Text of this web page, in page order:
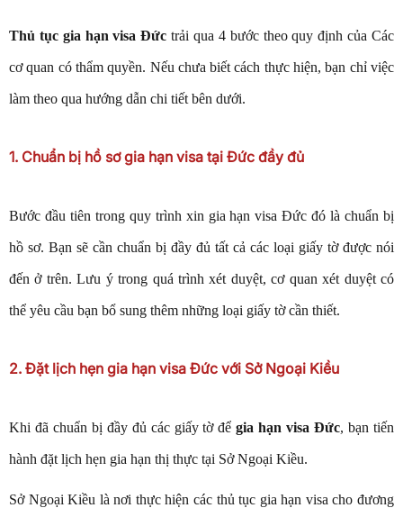
Thủ tục gia hạn visa Đức trải qua 4 bước theo quy định của Các
cơ quan có thẩm quyền. Nếu chưa biết cách thực hiện, bạn chỉ việc
làm theo qua hướng dẫn chi tiết bên dưới.
1. Chuẩn bị hồ sơ gia hạn visa tại Đức đầy đủ
Bước đầu tiên trong quy trình xin gia hạn visa Đức đó là chuẩn bị
hồ sơ. Bạn sẽ cần chuẩn bị đầy đủ tất cả các loại giấy tờ được nói
đến ở trên. Lưu ý trong quá trình xét duyệt, cơ quan xét duyệt có
thể yêu cầu bạn bổ sung thêm những loại giấy tờ cần thiết.
2. Đặt lịch hẹn gia hạn visa Đức với Sở Ngoại Kiều
Khi đã chuẩn bị đầy đủ các giấy tờ đểgia hạn visa Đức, bạn tiến
hành đặt lịch hẹn gia hạn thị thực tại Sở Ngoại Kiều.
Sở Ngoại Kiều là nơi thực hiện các thủ tục gia hạn visa cho đương